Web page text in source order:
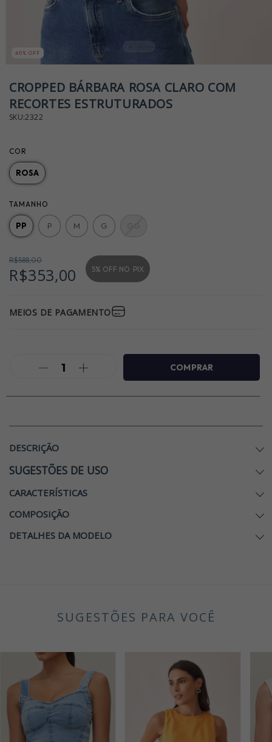
40 % OFF
CROPPED BÁRBARA ROSA CLARO COM
RECORTES ESTRUTURADOS
SKU:2322
TAMANHO
PP P M G
COR
ROSA
R$588,00
R$353,00 5% OFF NO PIX
MEIOS DE PAGAMENTO
DESCRIÇÃO
SUGESTÕES DE USO
CARACTERÍSTICAS
COMPOSIÇÃO
DETALHES DA MODELO
SUGESTÕES PARA VOCÊ